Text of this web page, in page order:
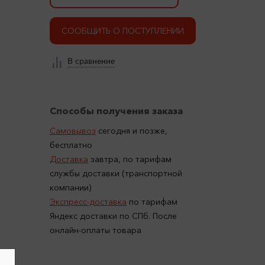
СООБЩИТЬ О ПОСТУПЛЕНИИ
В сравнение
Способы получения заказа
Самовывоз сегодня и позже,
бесплатно
Доставка завтра, по тарифам
службы доставки (транспортной
компании)
Экспресс-доставка по тарифам
Яндекс доставки по СПб. После
онлайн-оплаты товара